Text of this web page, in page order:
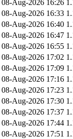
08-Aug-2026 16:26
08-Aug-2026 16:33
08-Aug-2026 16:40
08-Aug-2026 16:47
08-Aug-2026 16:55
08-Aug-2026 17:02
08-Aug-2026 17:09
08-Aug-2026 17:16
08-Aug-2026 17:23
08-Aug-2026 17:30
08-Aug-2026 17:37
08-Aug-2026 17:44
08-Aug-2026 17:51